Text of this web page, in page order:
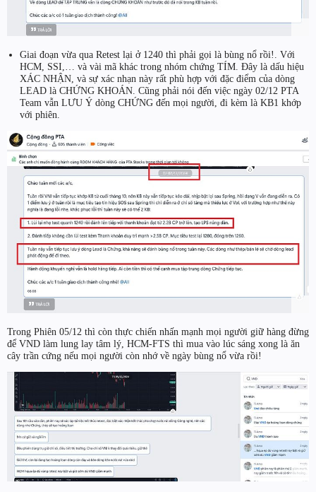
Giai đoạn vừa qua Retest lại ở 1240 thì phải gọi là bùng nổ rồi!. Với
HCM, SSI,… và vài mã khác trong nhóm chứng TÍM. Đây là dấu hiệu
XÁC NHẬN, và sự xác nhạn này rất phù hợp với đặc điểm của dòng
LEAD là CHỨNG KHOÁN. Cũng phải nói đến việc ngày 02/12 PTA
Team vẫn LƯU Ý dòng CHỨNG đến mọi người, đi kèm là KB1 khớp
với phiên.
Trong Phiên 05/12 thì còn thực chiến nhấn mạnh mọi người giữ hàng đừng
để VND làm lung lay tâm lý, HCM-FTS thì mua vào lúc sáng xong là ăn
cây trần cứng nếu mọi người còn nhớ về ngày bùng nổ vừa rồi!